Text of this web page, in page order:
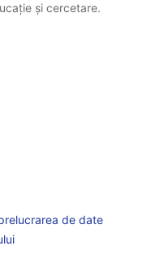
și cercetare.
de date